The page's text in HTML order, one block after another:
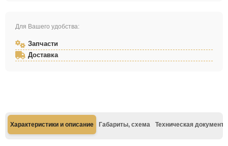
Для Вашего удобства:
Запчасти
Доставка
Характеристики и описание Габариты, схема Техническая